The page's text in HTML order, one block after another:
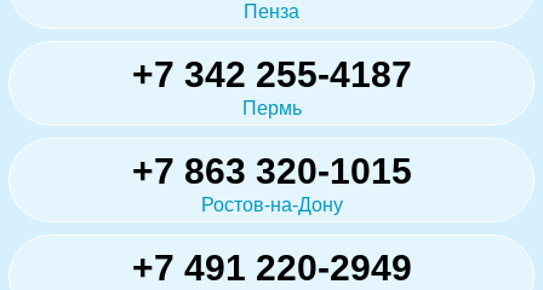
Пенза
+7 342 255-4187
Пермь
+7 863 320-1015
Ростов-на-Дону
+7 491 220-2949